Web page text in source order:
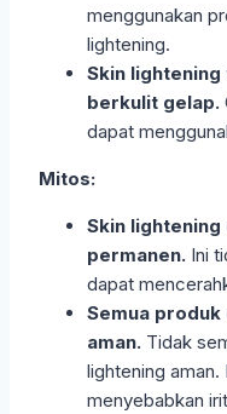
menggunakan
lightening.
Skin lightening
berkulit gelap.
dapat
Mitos:
Skin
permanen. Ini
dapat
Semua
aman. Tidak
lightening
menyebabkan